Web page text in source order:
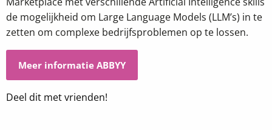
de mogelijkheid om Large Language Models (LLM’s) in te
zetten om complexe bedrijfsproblemen op te lossen.
Meer informatie ABBYY
Deel dit met vrienden!